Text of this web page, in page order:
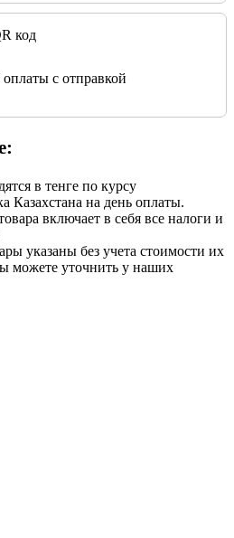
код
с отправкой
в тенге по курсу
Казахстана на день оплаты.
включает в себя все налоги и
указаны без учета стоимости их
можете уточнить у наших